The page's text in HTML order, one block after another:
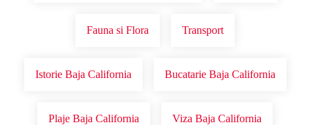
Fauna si Flora Transport
Istorie Baja California Bucatarie Baja California
Plaje Baja California Viza Baja California